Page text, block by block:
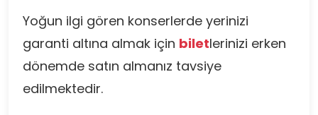
Yoğun ilgi gören konserlerde yerinizi
garanti altına almak için biletlerinizi erken
dönemde satın almanız tavsiye
edilmektedir.